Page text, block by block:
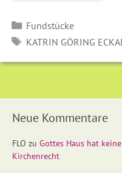
Kategorien
Fundstücke
SCHLAGWÖRTER
KATRIN GÖRING
Neue Kommentare
FLO zu Gottes Haus hat
Kirchenrecht